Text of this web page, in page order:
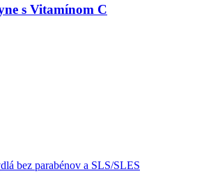
s Vitamínom C
bez parabénov a SLS/SLES